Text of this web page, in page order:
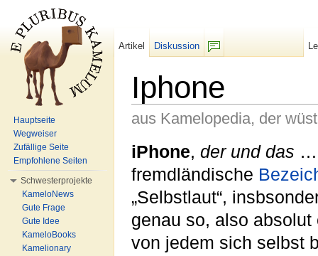
Iphone
aus Kamelopedia, der
iPhone, der und das …
fremdländische
„Selbstlaut“,
genau so, also
von jedem sich selbst
Artikel
Diskussion
Hauptseite
Wegweiser
Zufällige Seite
Empfohlene Seiten
Schwesterprojekte
KameloNews
Gute Frage
Gute Idee
KameloBooks
Kamelionary